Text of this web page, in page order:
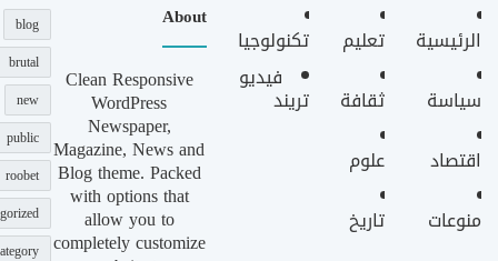
الرئيسية
سياسة
اقتصاد
منوعات
تعليم
ثقافة
علوم
تاريخ
تكنولوجيا
فيديو
تريند
About
Clean Responsive
WordPress
Newspaper,
Magazine, News and
Blog theme. Packed
with options that
allow you to
completely customize
blog
brutal
new
public
roobet